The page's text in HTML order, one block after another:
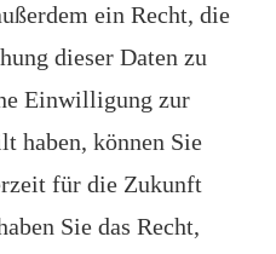
ein Recht, die
dieser Daten zu
Einwilligung zur
haben, können Sie
für die Zukunft
Sie das Recht,